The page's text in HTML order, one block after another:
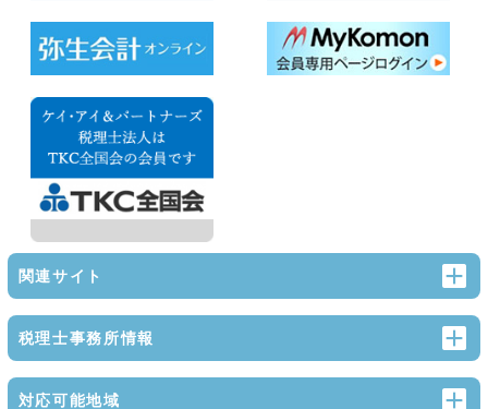
関連サイト
税理士事務所情報
対応可能地域